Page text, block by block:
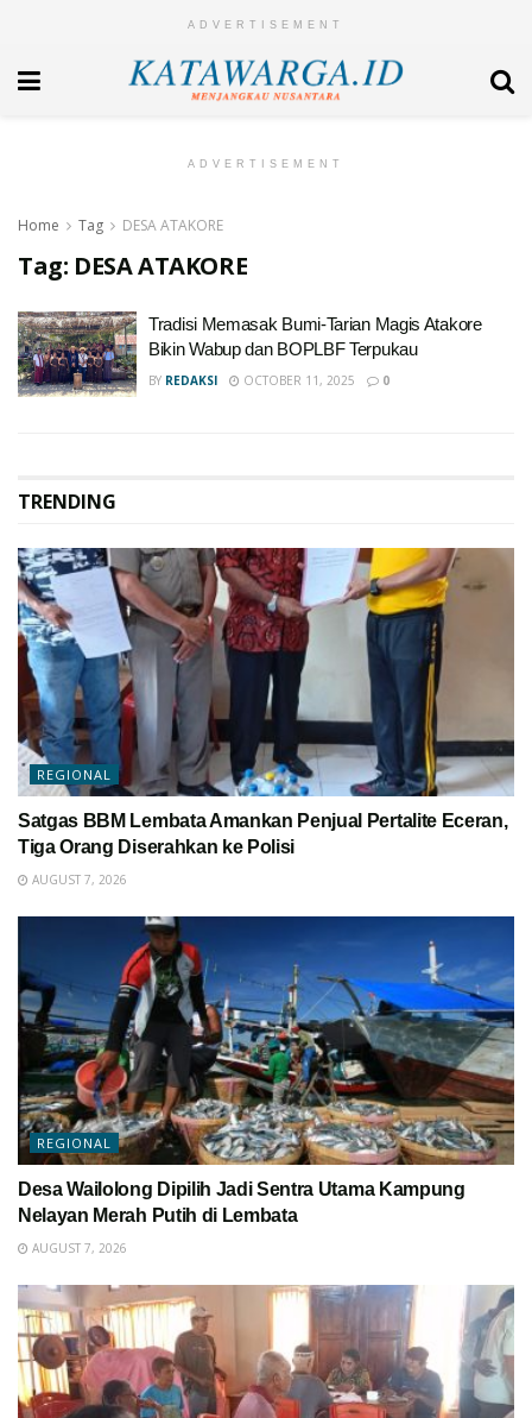
ADVERTISEMENT
ADVERTISEMENT
Home Tag DESA ATAKORE
Tag: DESA ATAKORE
Tradisi Memasak Bumi-Tarian Magis Atakore
Bikin Wabup dan BOPLBF Terpukau
BY REDAKSI OCTOBER 11, 2025 0
TRENDING
REGIONAL
Satgas BBM Lembata Amankan Penjual Pertalite Eceran,
Tiga Orang Diserahkan ke Polisi
AUGUST 7, 2026
REGIONAL
Desa Wailolong Dipilih Jadi Sentra Utama Kampung
Nelayan Merah Putih di Lembata
AUGUST 7, 2026